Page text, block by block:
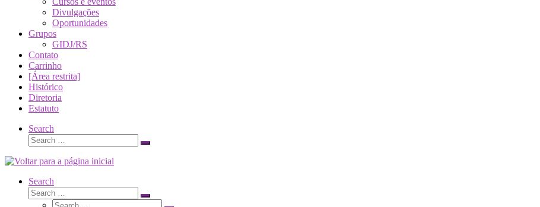
Divulgações
Oportunidades
Grupos
GIDJ/RS
Contato
Carrinho
[Área restrita]
Histórico
Diretoria
Estatuto
Search
Search
Search
Search
Search
Search
Search